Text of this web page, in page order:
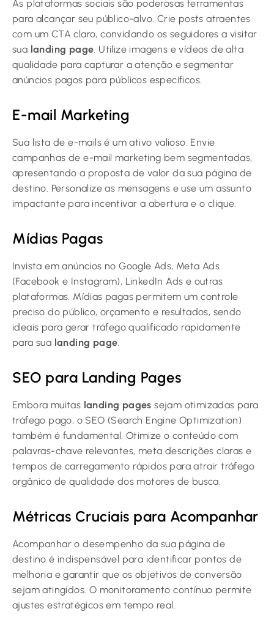
As plataformas sociais são poderosas ferramentas
para alcançar seu público-alvo. Crie posts atraentes
com um CTA claro, convidando os seguidores a visitar
sua landing page. Utilize imagens e vídeos de alta
qualidade para capturar a atenção e segmentar
anúncios pagos para públicos específicos.
E-mail Marketing
Sua lista de e-mails é um ativo valioso. Envie
campanhas de e-mail marketing bem segmentadas,
apresentando a proposta de valor da sua página de
destino. Personalize as mensagens e use um assunto
impactante para incentivar a abertura e o clique.
Mídias Pagas
Invista em anúncios no Google Ads, Meta Ads
(Facebook e Instagram), LinkedIn Ads e outras
plataformas. Mídias pagas permitem um controle
preciso do público, orçamento e resultados, sendo
ideais para gerar tráfego qualificado rapidamente
para sua landing page.
SEO para Landing Pages
Embora muitas landing pages sejam otimizadas para
tráfego pago, o SEO (Search Engine Optimization)
também é fundamental. Otimize o conteúdo com
palavras-chave relevantes, meta descrições claras e
tempos de carregamento rápidos para atrair tráfego
orgânico de qualidade dos motores de busca.
Métricas Cruciais para Acompanhar
Acompanhar o desempenho da sua página de
destino é indispensável para identificar pontos de
melhoria e garantir que os objetivos de conversão
sejam atingidos. O monitoramento contínuo permite
ajustes estratégicos em tempo real.